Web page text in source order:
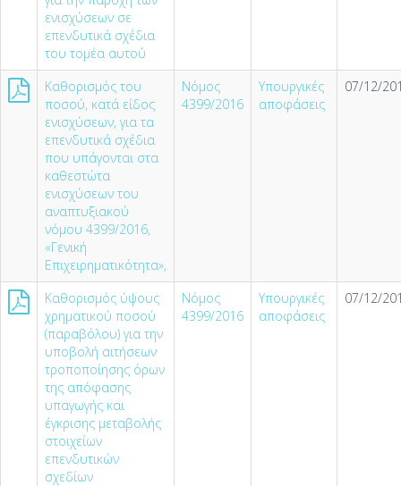
ενισχύσεων σε
επενδυτικά σχέδια
του τομέα αυτού
Καθορισμός του
ποσού, κατά είδος
ενισχύσεων, για τα
επενδυτικά σχέδια
που υπάγονται στα
καθεστώτα
ενισχύσεων του
αναπτυξιακού
νόμου 4399/2016,
«Γενική
Επιχειρηματικότητα»,
Νόμος
4399/2016
Υπουργικές
αποφάσεις
07/12/
Καθορισμός ύψους
χρηματικού ποσού
(παραβόλου) για την
υποβολή αιτήσεων
τροποποίησης όρων
της απόφασης
υπαγωγής και
έγκρισης μεταβολής
στοιχείων
επενδυτικών
σχεδίων
Νόμος
4399/2016
Υπουργικές
αποφάσεις
07/12/